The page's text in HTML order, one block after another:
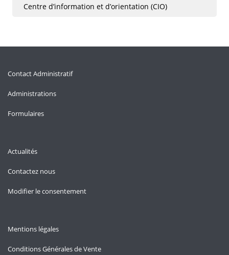
Centre d’information et d’orientation (CIO)
Contact Administratif
Administrations
Formulaires
Actualités
Contactez nous
Modifier le consentement
Mentions légales
Conditions Générales de Vente